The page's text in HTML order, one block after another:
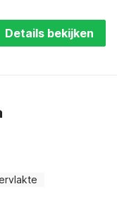
Details bekijken